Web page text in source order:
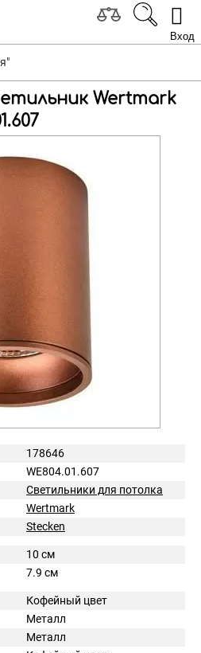
Вход
Wertmark
178646
WE804.01.607
Светильники для потолка
Wertmark
Stecken
10 см
7.9 см
Кофейный цвет
Металл
Металл